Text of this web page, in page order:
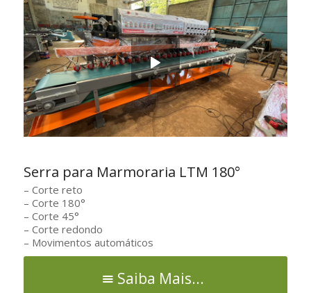
Serra para Marmoraria LTM 180°
– Corte reto
– Corte 180°
– Corte 45°
– Corte redondo
– Movimentos automáticos
Saiba Mais...